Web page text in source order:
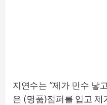
지연수는 “제가 민수 낳
은 (명품)점퍼를 입고 제